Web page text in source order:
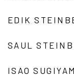
EDIK
SAUL
ISAO